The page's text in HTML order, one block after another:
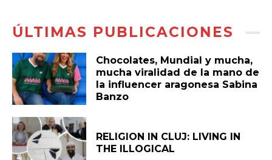
ÚLTIMAS PUBLICACIONES
Chocolates, Mundial y mucha,
mucha viralidad de la mano de
la influencer aragonesa Sabina
Banzo
RELIGION IN CLUJ: LIVING IN
THE ILLOGICAL